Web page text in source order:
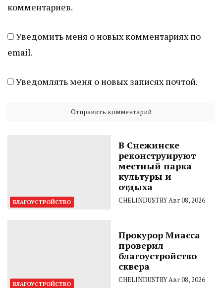
комментариев.
Уведомить меня о новых комментариях по
email.
Уведомлять меня о новых записях почтой.
БЛАГОУСТРОЙСТВО
В Снежинске
реконструируют
местный парка
культуры и
отдыха
CHELINDUSTRYАвг 08, 2026
БЛАГОУСТРОЙСТВО
Прокурор Миасса
проверил
благоустройство
сквера
CHELINDUSTRYАвг 08, 2026